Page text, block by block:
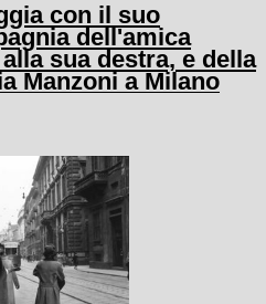
con il suo
dell'amica
sua destra, e della
Manzoni a Milano